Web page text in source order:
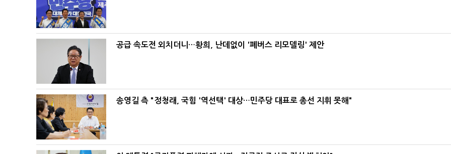
공급 속도전 외치더니…황희, 난데없이 '폐버스 리모델링' 제안
송영길 측 "정청래, 국힘 '역선택' 대상…민주당 대표로 총선 지휘 못해"